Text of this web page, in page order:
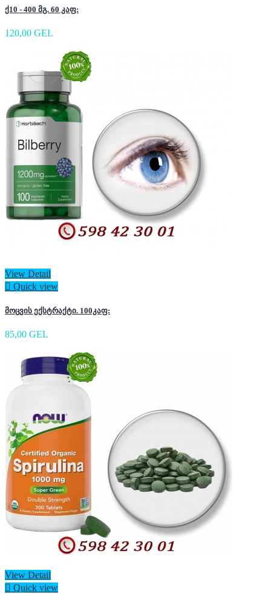
ქ10 - 400 მგ. 60 კაფ:
120,00 GEL
View Detail
 Quick view
მოცვის ექსტრაქტი. 100კაფ:
85,00 GEL
View Detail
 Quick view